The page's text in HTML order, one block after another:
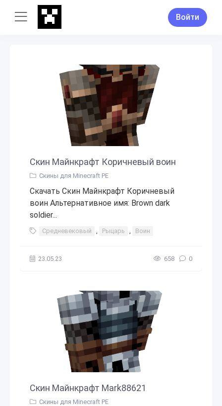
Войти
Скин Майнкрафт Коричневый воин
Скины для Minecraft PE
Скачать Скин Майнкрафт Коричневый
воин Альтернативное имя: Brown dark
soldier...
Средневековый , Рыцарь , Воин
23.05.23 658 0
Скин Майнкрафт Mark88621
Скины для Minecraft PE